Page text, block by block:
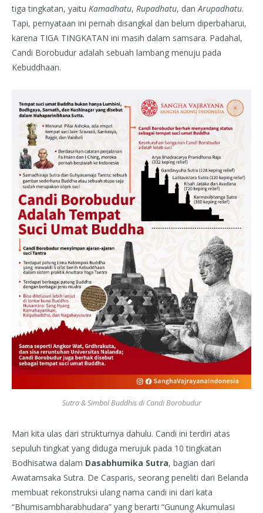
tiga tingkatan, yaitu Kamadhatu, Rupadhatu, dan Arupadhatu.
Tapi, pernyataan ini pernah disangkal dan belum diperbaharui,
karena TIGA TINGKATAN ini masih dalam samsara. Padahal,
Candi Borobudur adalah sebuah lambang menuju pada
Kebuddhaan.
Sutra & Simbol Buddhis di Candi Borobudur
Mari kita ulas dari strukturnya dahulu. Candi ini terdiri atas
sepuluh tingkat yang diduga merujuk pada 10 tingkatan
Bodhisatwa dalam Dasabhumika Sutra, bagian dari
Awatamsaka Sutra. De Casparis, seorang peneliti dari Belanda
membuat rekonstruksi ulang nama candi ini dari kata
“Bhumisambharabhudara” yang berarti “Gunung Akumulasi